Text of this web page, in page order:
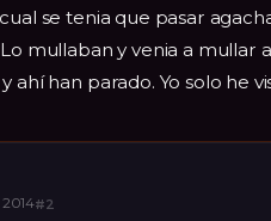
se tenia que pasar
mullaban y venia a mullar
ahí han parado. Yo solo he
#2